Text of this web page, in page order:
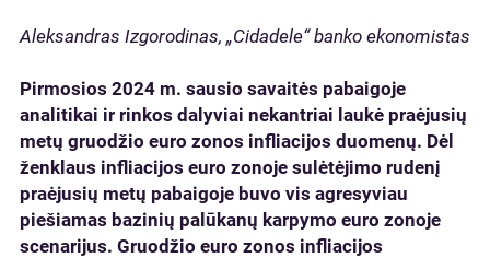
Aleksandras Izgorodinas, „Cidadele“ banko ekonomistas
Pirmosios 2024 m. sausio savaitės pabaigoje
analitikai ir rinkos dalyviai nekantriai laukė praėjusių
metų gruodžio euro zonos infliacijos duomenų. Dėl
ženklaus infliacijos euro zonoje sulėtėjimo rudenį
praėjusių metų pabaigoje buvo vis agresyviau
piešiamas bazinių palūkanų karpymo euro zonoje
scenarijus. Gruodžio euro zonos infliacijos